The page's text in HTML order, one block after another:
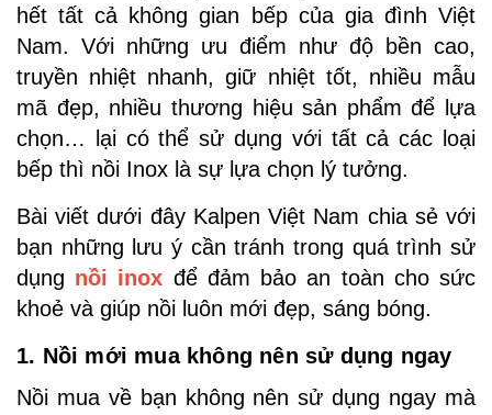
hết tất cả không gian bếp của gia đình Việt
Nam. Với những ưu điểm như độ bền cao,
truyền nhiệt nhanh, giữ nhiệt tốt, nhiều mẫu
mã đẹp, nhiều thương hiệu sản phẩm để lựa
chọn… lại có thể sử dụng với tất cả các loại
bếp thì nồi Inox là sự lựa chọn lý tưởng.
Bài viết dưới đây Kalpen Việt Nam chia sẻ với
bạn những lưu ý cần tránh trong quá trình sử
dụng nồi inox để đảm bảo an toàn cho sức
khoẻ và giúp nồi luôn mới đẹp, sáng bóng.
1. Nồi mới mua không nên sử dụng ngay
Nồi mua về bạn không nên sử dụng ngay mà